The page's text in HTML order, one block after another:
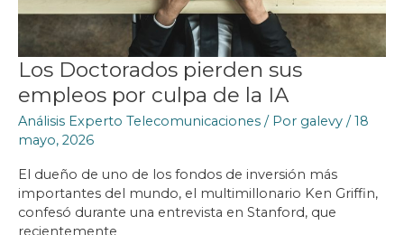
Los Doctorados pierden sus
empleos por culpa de la IA
Análisis Experto Telecomunicaciones / Por galevy /18
mayo, 2026
El dueño de uno de los fondos de inversión más
importantes del mundo, el multimillonario Ken Griffin,
confesó durante una entrevista en Stanford, que
recientemente